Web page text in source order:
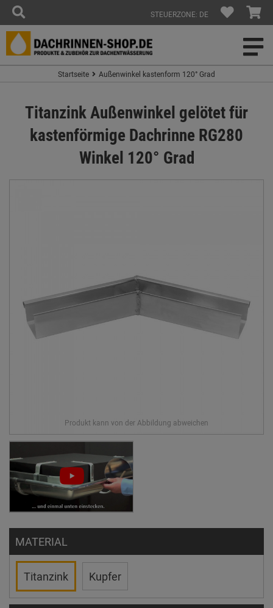
STEUERZONE: DE
Startseite Außenwinkel kastenform 120° Grad
Titanzink Außenwinkel gelötet für
kastenförmige Dachrinne RG280
Winkel 120° Grad
MATERIAL
Titanzink Kupfer